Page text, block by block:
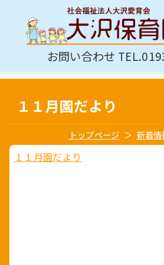
お問い合わせ
１１月園だより
トップページ 新着情
１１月園だより